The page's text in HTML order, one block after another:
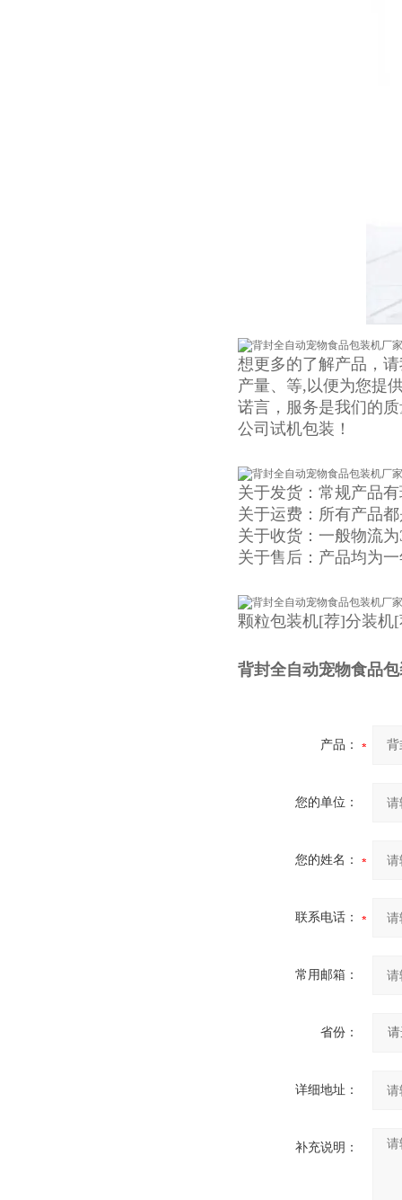
想更多的了解产品，
产量、等,以便为您提
诺言，服务是我们的
公司试机包装！
关于发货：常规产品
关于运费：所有产品
关于收货：一般物流
关于售后：产品均为
颗粒包装机[荐]分装机
背封全自动宠物食品
产品：
您的单位：
您的姓名：
联系电话：
常用邮箱：
省份：
详细地址：
补充说明：